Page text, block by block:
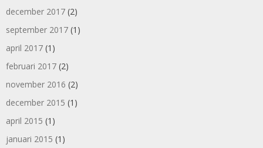
december 2017 (2)
september 2017 (1)
april 2017 (1)
februari 2017 (2)
november 2016 (2)
december 2015 (1)
april 2015 (1)
januari 2015 (1)